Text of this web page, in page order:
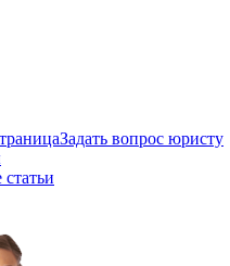
Задать вопрос юристу